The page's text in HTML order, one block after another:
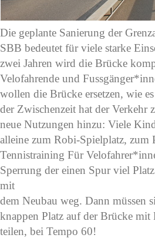
Die geplante Sanierung der
SBB bedeutet für viele starke
zwei Jahren wird die Brücke
Velofahrende und
wollen die Brücke ersetzen, wie
der Zwischenzeit hat der Verkehr
neue Nutzungen hinzu: Viele
alleine zum Robi-Spielplatz, zum
Tennistraining Für
Sperrung der einen Spur viel
mit
dem Neubau weg. Dann müssen
knappen Platz auf der Brücke mit
teilen, bei Tempo 60!